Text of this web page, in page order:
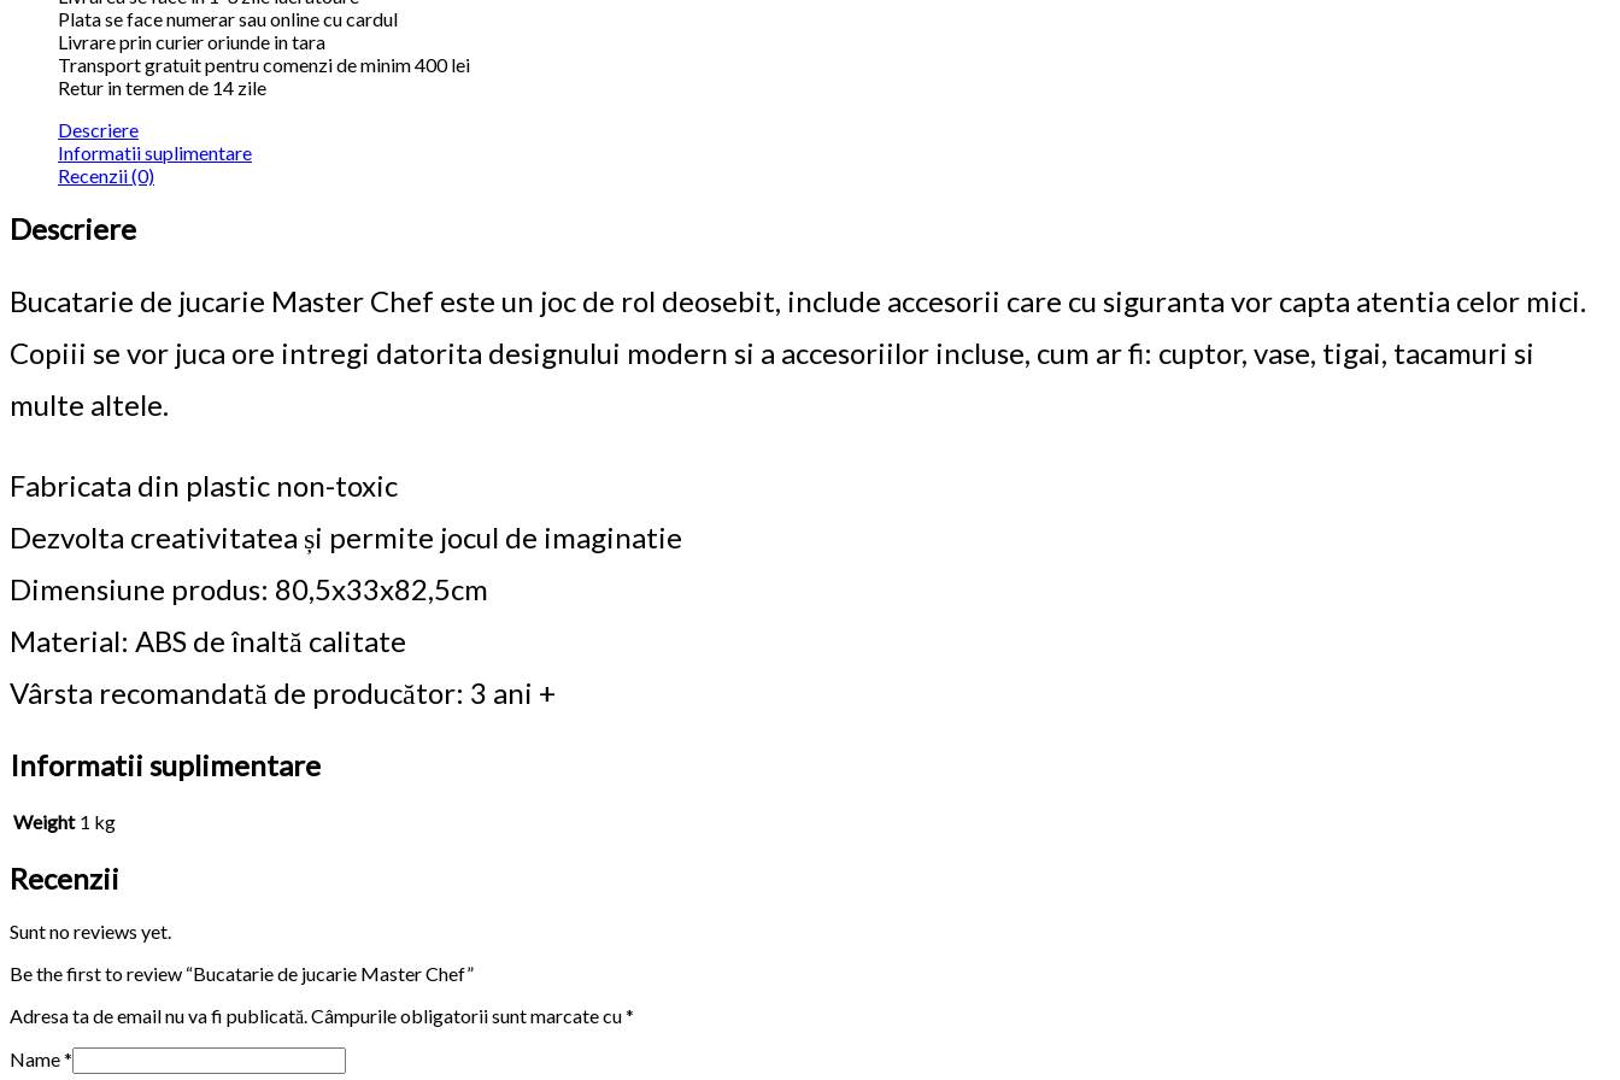
Plata se face numerar sau online cu cardul
Livrare prin curier oriunde in tara
Transport gratuit pentru comenzi de minim 400 lei
Retur in termen de 14 zile
Descriere
Informatii suplimentare
Recenzii (0)
Descriere
Bucatarie de jucarie Master Chef este un joc de rol deosebit, include accesorii care cu siguranta vor capta atentia celor mici.
Copiii se vor juca ore intregi datorita designului modern si a accesoriilor incluse, cum ar fi: cuptor, vase, tigai, tacamuri si
multe altele.
Fabricata din plastic non-toxic
Dezvolta creativitatea și permite jocul de imaginatie
Dimensiune produs: 80,5x33x82,5cm
Material: ABS de înaltă calitate
Vârsta recomandată de producător: 3 ani +
Informatii suplimentare
Weight 1 kg
Recenzii
Sunt no reviews yet.
Be the first to review “Bucatarie de jucarie Master Chef”
Adresa ta de email nu va fi publicată.Câmpurile obligatorii sunt marcate cu*
Name*